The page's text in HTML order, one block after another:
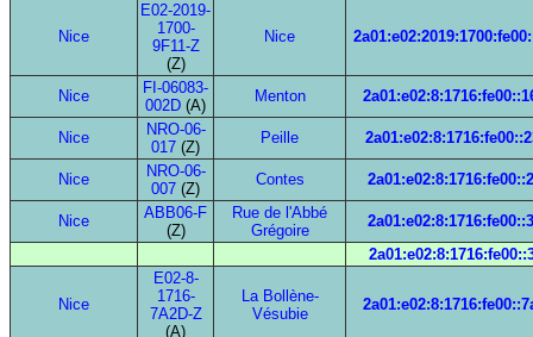
Nice
E02-2019-
1700-
9F11-Z
(Z)
Nice
Nice
FI-06083-
002D (A)
Menton
Nice
NRO-06-
017 (Z)
Peille
Nice
NRO-06-
007 (Z)
Contes
Nice
ABB06-F
(Z)
Rue de l'Abbé
Grégoire
Nice
E02-8-
1716-
7A2D-Z
(A)
La Bollène-
Vésubie